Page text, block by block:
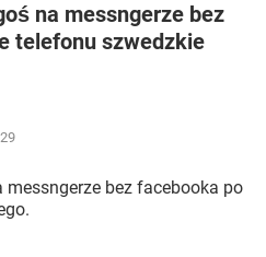
FACEBOOK
NETFLIX
TIKTOK
WHATSAPP
FACEBOOK
NETFLIX
na messngerze bez
telefonu szwedzkie
bez facebooka po